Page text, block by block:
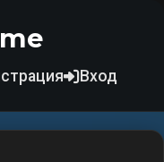
Вход